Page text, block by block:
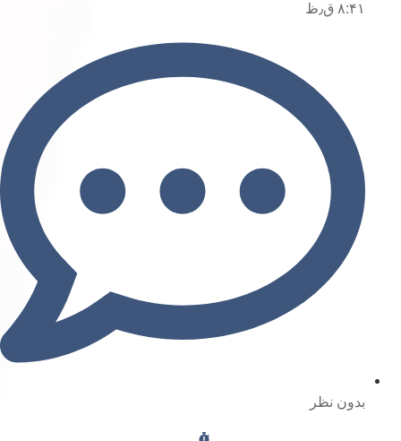
۸:۴۱ ق٫ظ
بدون نظر